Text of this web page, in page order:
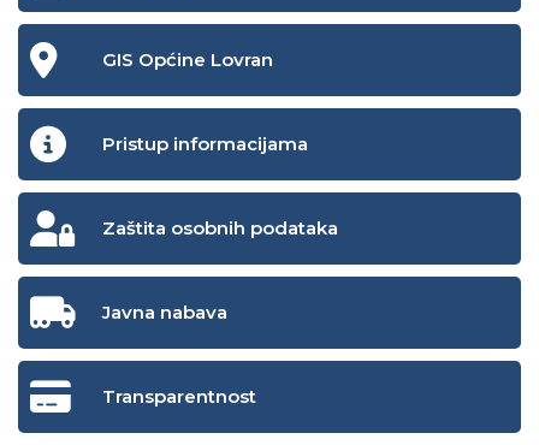
GIS Općine Lovran
Pristup informacijama
Zaštita osobnih podataka
Javna nabava
Transparentnost